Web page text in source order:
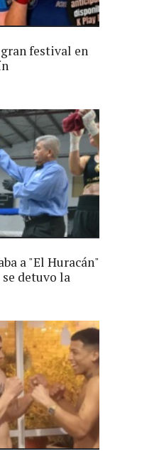
festival en
a "El Huracán"
detuvo la